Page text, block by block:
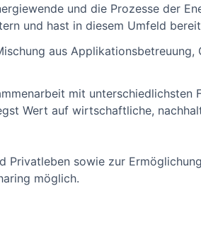
und die Prozesse der
und hast in diesem Umfeld
aus Applikationsbetreuung,
mit unterschiedlichsten
Wert auf wirtschaftliche,
Privatleben sowie zur
möglich.